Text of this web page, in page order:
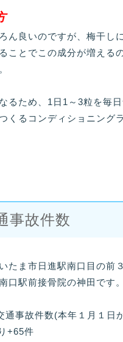
ん良いのですが、梅干し
ことでこの成分が増える
るため、1日1～3粒を毎日
くるコンディショニング
事故件数
たま市日進駅南口目の前
口駅前接骨院の神田です。
通事故件数(本年１月１日
+65件